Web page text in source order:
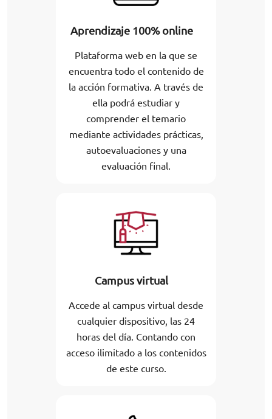
Aprendizaje 100% online
Plataforma web en la que se
encuentra todo el contenido de
la acción formativa. A través de
ella podrá estudiar y
comprender el temario
mediante actividades prácticas,
autoevaluaciones y una
evaluación final.
Campus virtual
Accede al campus virtual desde
cualquier dispositivo, las 24
horas del día. Contando con
acceso ilimitado a los contenidos
de este curso.